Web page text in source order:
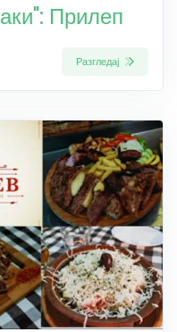
Прилеп
Разгледај